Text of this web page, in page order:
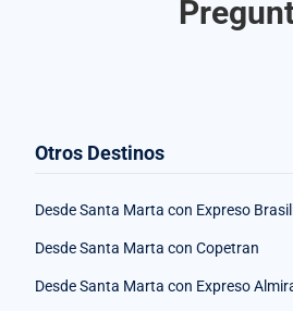
Otros Destinos
Desde Santa Marta con Expreso
Desde Santa Marta con Copetran
Desde Santa Marta con Expreso